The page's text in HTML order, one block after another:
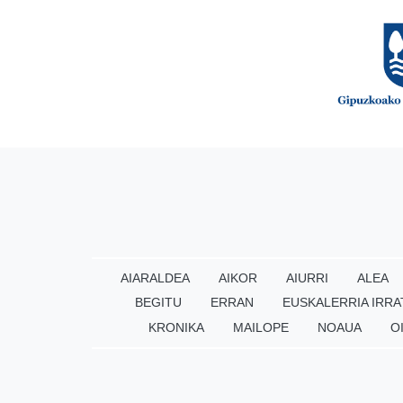
AIARALDEA AIKOR AIURRI ALEA
BEGITU
ERRAN EUSKALERRIA
KRONIKA
MAILOPE NOAUA